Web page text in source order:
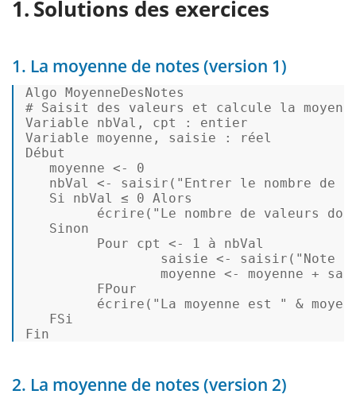
Solutions des exercices
1. La moyenne de notes (version 1)
Algo MoyenneDesNotes
# Saisit des valeurs et calcule la
Variable nbVal, cpt : entier
Variable moyenne, saisie : réel
Début
moyenne <- 0
nbVal <- saisir ( "Entrer le nombre de
Si nbVal ≤ 0 Alors
écrire ( "Le nombre de valeurs
Sinon
Pour cpt <-
1 à nbVal
saisie <- saisir ( "Note
moyenne <- moyenne +
FPour
écrire ( "La moyenne est "
&
FSi
Fin
2. La moyenne de notes (version 2)